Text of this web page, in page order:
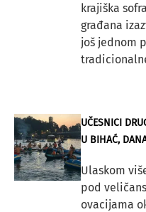
krajiška
građana
još jednom
UČESNICI
U BIHAĆ,
Ulaskom
pod
ovacijama